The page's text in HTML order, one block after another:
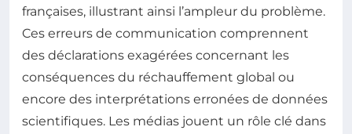
françaises, illustrant ainsi l’ampleur du problème.
Ces erreurs de communication comprennent
des déclarations exagérées concernant les
conséquences du réchauffement global ou
encore des interprétations erronées de données
scientifiques. Les médias jouent un rôle clé dans